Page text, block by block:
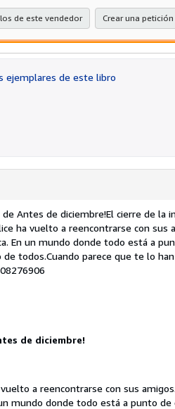
de este vendedor Crear una
ejemplares de este libro
Antes de diciembre!El cierre de la
ha vuelto a reencontrarse con sus
En un mundo donde todo está a
todos.Cuando parece que te lo
de diciembre!
a reencontrarse con sus
mundo donde todo está a punto